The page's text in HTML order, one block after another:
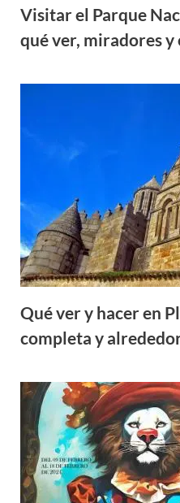
Visitar el Parque
qué ver, miradores y
Qué ver y hacer en
completa y